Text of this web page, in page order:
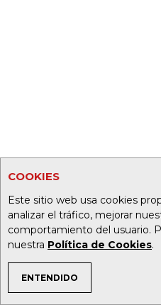
COOKIES
Este sitio web usa cookies
analizar el tráfico, mejorar
comportamiento del usuario.
nuestra Política de Cookies.
ENTENDIDO
TEMAS DE INTERÉS